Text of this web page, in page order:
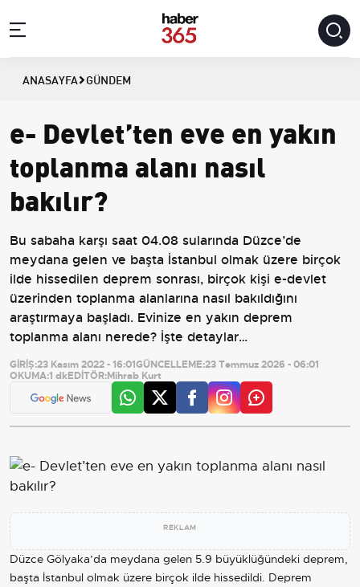
ANASAYFA GÜNDEM
e- Devlet’ten eve en yakın
toplanma alanı nasıl
bakılır?
Bu sabaha karşı saat 04.08 sularında Düzce’de
meydana gelen ve başta İstanbul olmak üzere birçok
ilde hissedilen deprem sonrası, birçok kişi e-devlet
üzerinden toplanma alanlarına nasıl bakıldığını
araştırmaya başladı. Evinize en yakın deprem
toplanma alanı nerede? İşte detaylar…
GİRİŞ:23 Kasım 2022 - 16:01GÜNCELLEME:23 Temmuz 2026 - 06:01
OKUMA:1 dkEDİTÖR:Mihrab Kurt
REKLAM
Düzce Gölyaka’da meydana gelen 5.9 büyüklüğündeki deprem,
başta İstanbul olmak üzere birçok ilde hissedildi. Deprem